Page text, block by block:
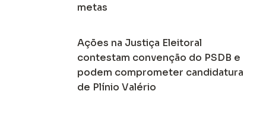
metas
Ações na Justiça Eleitoral
contestam convenção do PSDB e
podem comprometer candidatura
de Plínio Valério